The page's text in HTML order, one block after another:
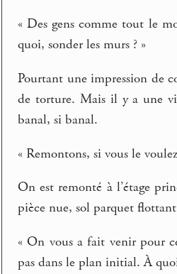
« Des gens comme tout le
quoi, sonder les murs ? »
Pourtant une impression de
de torture. Mais il y a une
banal, si banal.
« Remontons, si vous le
On est remonté à l’étage
pièce nue, sol parquet
« On vous a fait venir pour
pas dans le plan initial. À